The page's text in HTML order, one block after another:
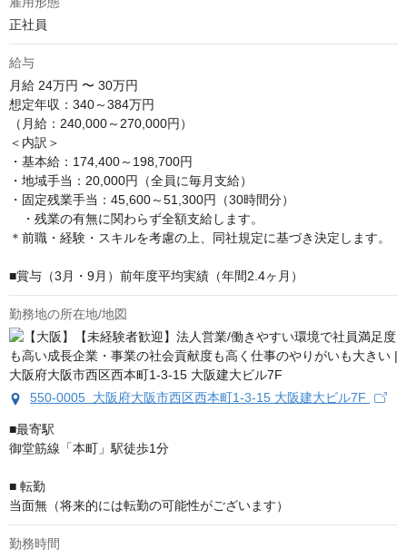
正社員
給与
月給 24万円 〜 30万円
想定年収：340～384万円
（月給：240,000～270,000円）
＜内訳＞
・基本給：174,400～198,700円
・地域手当：20,000円（全員に毎月支給）
・固定残業手当：45,600～51,300円（30時間分）
・残業の有無に関わらず全額支給します。
＊前職・経験・スキルを考慮の上、同社規定に基づき決定します。
■賞与（3月・9月）前年度平均実績（年間2.4ヶ月）
勤務地の所在地/地図
550-0005 大阪府大阪市西区西本町1-3-15 大阪建大ビル7F
■最寄駅
御堂筋線「本町」駅徒歩1分
■ 転勤
当面無（将来的には転勤の可能性がございます）
勤務時間